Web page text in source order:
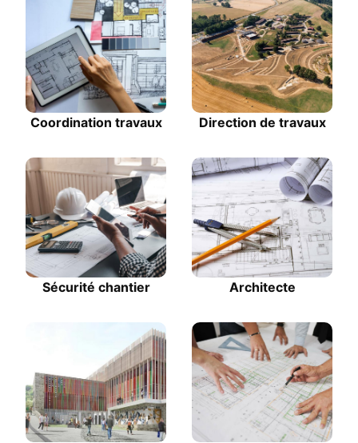
Coordination travaux Direction de travaux
Sécurité chantier Architecte